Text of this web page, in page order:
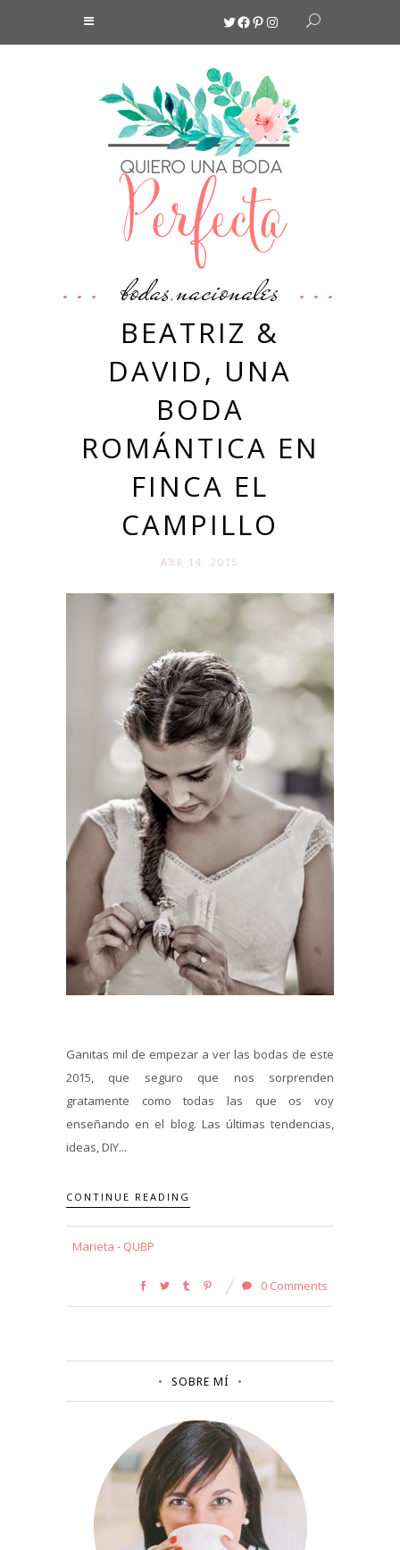
Twitter
Facebook
Pinterest
Instagram
bodas,nacionales
BEATRIZ &
DAVID, UNA
BODA
ROMÁNTICA EN
FINCA EL
CAMPILLO
ABR 14. 2015
Ganitas mil de empezar a ver las bodas de este
2015, que seguro que nos sorprenden
gratamente como todas las que os voy
enseñando en el blog. Las últimas tendencias,
ideas, DIY...
CONTINUE READING
Marieta - QUBP
0 Comments
SOBRE MÍ